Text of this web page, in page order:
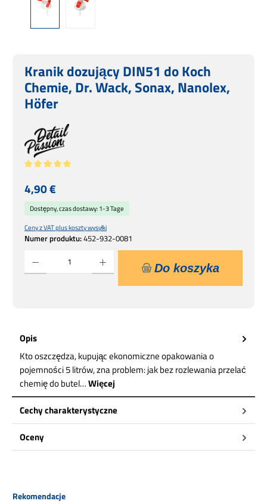
Kranik dozujący DIN51 do Koch
Chemie, Dr. Wack, Sonax, Nanolex,
Höfer
Cena regularna:
4,90 €
Ceny z VAT plus koszty wysyłki
Numer produktu:452-932-0081
Dostępny, czas dostawy: 1-3 Tage
Do koszyka
Opis
Kto oszczędza, kupując ekonomiczne opakowania o
pojemności 5 litrów, zna problem: jak bez rozlewania przelać
chemię do butel…Więcej
Cechy charakterystyczne
Oceny
Pomiń galerię produktów
Rekomendacje